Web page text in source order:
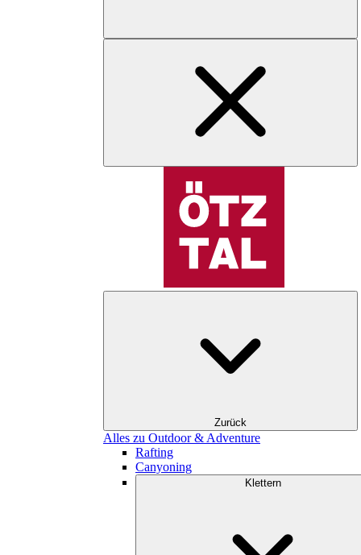
Zurück
Alles zu Outdoor & Adventure
Rafting
Canyoning
Klettern